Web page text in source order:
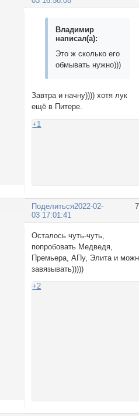
Владимир
написал(а):
Это ж сколько его
обмывать нужно)))
Завтра и начну)))) хотя лук
ещё в Питере.
+1
Поделиться2022-02-
03 17:01:41
Осталось чуть-чуть,
попробовать Медведя,
Премьера, АПу, Элита и
завязывать)))))
+2